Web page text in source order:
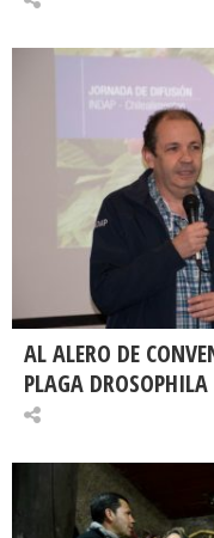
AL ALERO DE
PLAGA